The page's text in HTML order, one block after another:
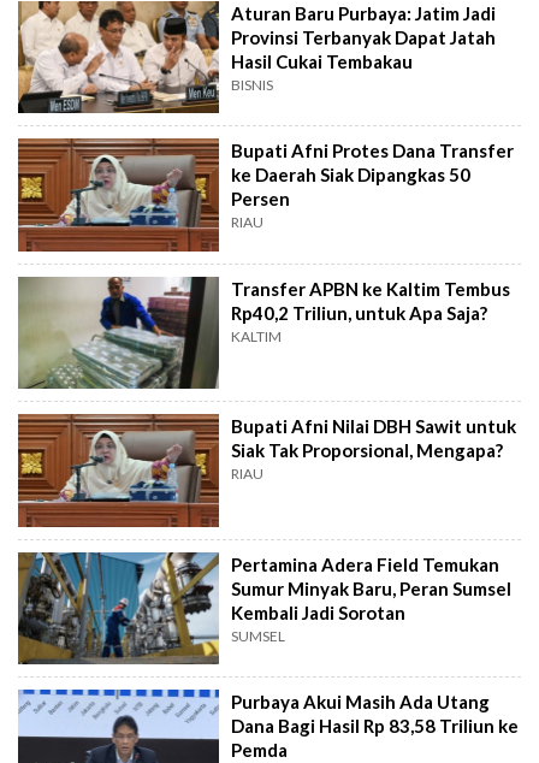
Aturan Baru Purbaya: Jatim Jadi
Provinsi Terbanyak Dapat Jatah
Hasil Cukai Tembakau
BISNIS
Bupati Afni Protes Dana Transfer
ke Daerah Siak Dipangkas 50
Persen
RIAU
Transfer APBN ke Kaltim Tembus
Rp40,2 Triliun, untuk Apa Saja?
KALTIM
Bupati Afni Nilai DBH Sawit untuk
Siak Tak Proporsional, Mengapa?
RIAU
Pertamina Adera Field Temukan
Sumur Minyak Baru, Peran Sumsel
Kembali Jadi Sorotan
SUMSEL
Purbaya Akui Masih Ada Utang
Dana Bagi Hasil Rp 83,58 Triliun ke
Pemda